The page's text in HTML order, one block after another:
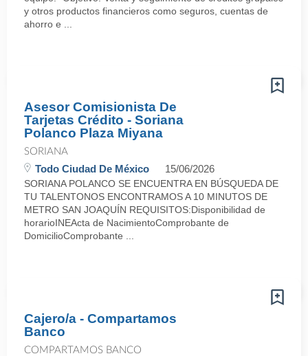
y otros productos financieros como seguros, cuentas de
ahorro e ...
Asesor Comisionista De
Tarjetas Crédito - Soriana
Polanco Plaza Miyana
SORIANA
Todo Ciudad De México 15/06/2026
SORIANA POLANCO SE ENCUENTRA EN BÚSQUEDA DE
TU TALENTONOS ENCONTRAMOS A 10 MINUTOS DE
METRO SAN JOAQUÍN REQUISITOS:Disponibilidad de
horarioINEActa de NacimientoComprobante de
DomicilioComprobante ...
Cajero/a - Compartamos
Banco
COMPARTAMOS BANCO